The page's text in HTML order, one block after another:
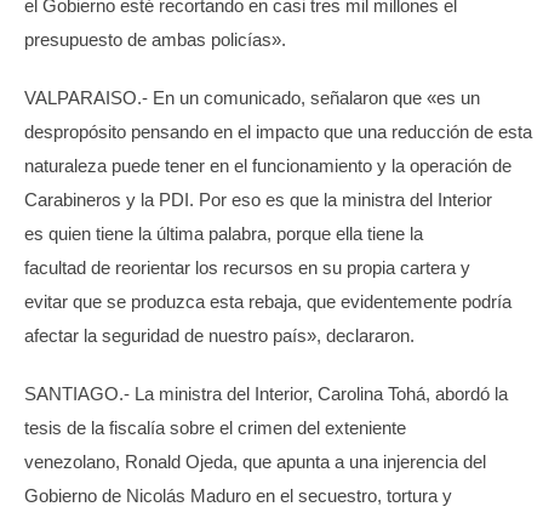
el Gobierno esté recortando en casi tres mil millones el
presupuesto de ambas policías».
VALPARAISO.- En un comunicado, señalaron que «es un
despropósito pensando en el impacto que una reducción de esta
naturaleza puede tener en el funcionamiento y la operación de
Carabineros y la PDI. Por eso es que la ministra del Interior
es quien tiene la última palabra, porque ella tiene la
facultad de reorientar los recursos en su propia cartera y
evitar que se produzca esta rebaja, que evidentemente podría
afectar la seguridad de nuestro país», declararon.
SANTIAGO.- La ministra del Interior, Carolina Tohá, abordó la
tesis de la fiscalía sobre el crimen del exteniente
venezolano, Ronald Ojeda, que apunta a una injerencia del
Gobierno de Nicolás Maduro en el secuestro, tortura y